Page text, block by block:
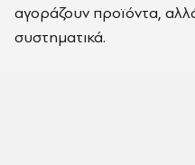
αγοράζουν προϊόντα,
συστηματικά.